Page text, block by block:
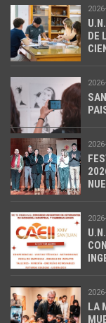
DE
LA